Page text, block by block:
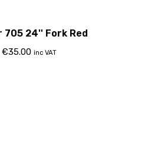
705 24'' Fork Red
€35.00 inc VAT